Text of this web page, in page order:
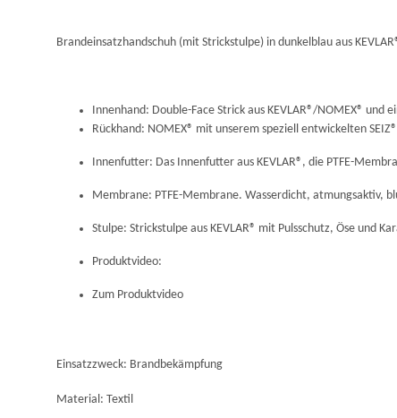
Brandeinsatzhandschuh (mit Strickstulpe) in dunkelblau aus
Innenhand: Double-Face Strick aus KEVLAR®/NOMEX® und
Rückhand: NOMEX® mit unserem speziell entwickelten
Innenfutter: Das Innenfutter aus KEVLAR®, die PTFE-
Membrane: PTFE-Membrane. Wasserdicht, atmungsaktiv,
Stulpe: Strickstulpe aus KEVLAR® mit Pulsschutz, Öse und
Produktvideo:
Zum Produktvideo
Einsatzzweck: Brandbekämpfung
Material: Textil